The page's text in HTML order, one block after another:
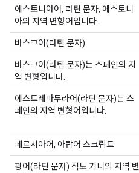
에스토니아어, 라틴 문자, 에스토니
아의 지역 변형어입니다.
바스크어(라틴 문자)
바스크어(라틴 문자)는 스페인의 지
역 변형입니다.
에스트레마두라어(라틴 문자)는 스
페인의 지역 변형어입니다.
페르시아어, 아랍어 스크립트
팡어(라틴 문자) 적도 기니의 지역 변